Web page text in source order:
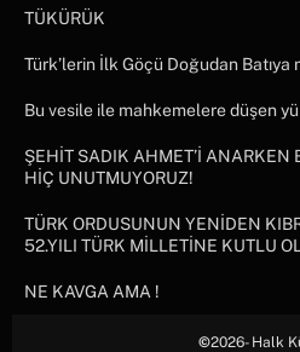
TÜKÜRÜK
Türk’lerin İlk Göçü Doğudan Batıya
Bu vesile ile mahkemelere düşen
ŞEHİT SADIK AHMET’İ ANARKEN
HİÇ UNUTMUYORUZ!
TÜRK ORDUSUNUN YENİDEN
52.YILI TÜRK MİLLETİNE KUTLU
NE KAVGA AMA !
©2026- Halk